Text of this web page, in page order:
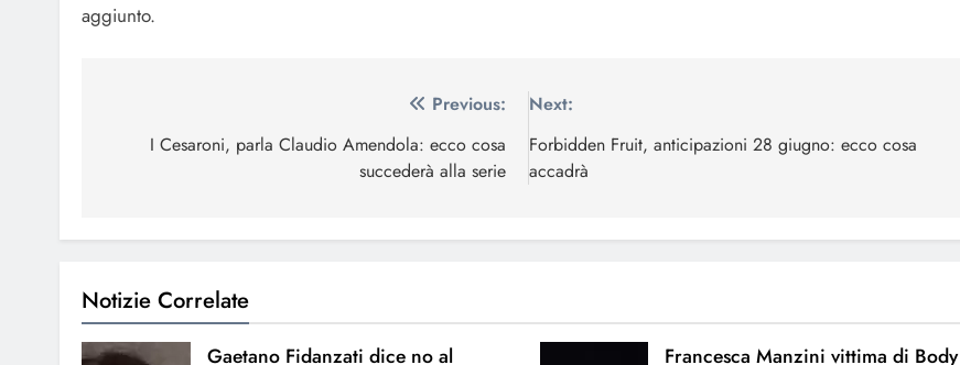
aggiunto.
articoli
Previous:
I Cesaroni, parla Claudio Amendola: ecco cosa
succederà alla serie
Next:
Forbidden Fruit, anticipazioni 28 giugno: ecco cosa
accadrà
Notizie Correlate
Gaetano Fidanzati dice no al
Francesca Manzini vittima di Body